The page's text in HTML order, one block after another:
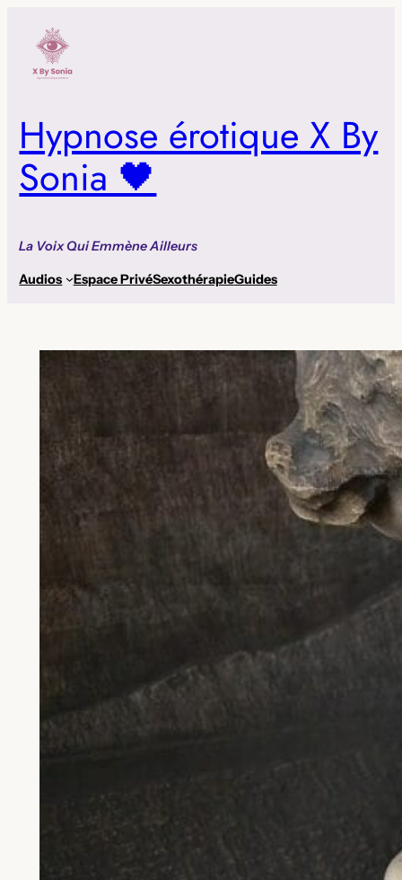
contenu
Hypnose érotique X By
Sonia 🖤
La Voix Qui Emmène Ailleurs
Audios Espace PrivéSexothérapieGuides